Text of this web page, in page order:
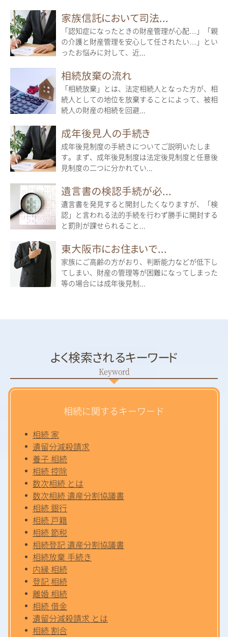
家族信託において司法...
「認知症になったときの財産管理が心配…」「親
の介護と財産管理を安心して任されたい…」とい
ったお悩みに対して、近...
相続放棄の流れ
「相続放棄」とは、法定相続人となった方が、相
続人としての地位を放棄することによって、被相
続人の財産の相続を回避...
成年後見人の手続き
成年後見制度の手続きについてご説明いたしま
す。まず、成年後見制度は法定後見制度と任意後
見制度の二つに分かれてい...
遺言書の検認手続が必...
遺言書を発見すると開封したくなりますが、「検
認」と言われる法的手続を行わず勝手に開封する
と罰則が課せられること...
東大阪市にお住まいで...
家族にご高齢の方がおり、判断能力などが低下し
てしまい、財産の管理等が困難になってしまった
等の場合には成年後見制...
よく検索されるキーワード
相続に関するキーワード
相続 家
遺留分減殺請求
養子 相続
相続 控除
数次相続 とは
数次相続 遺産分割協議書
相続 銀行
相続 戸籍
相続 節税
相続登記 遺産分割協議書
相続放棄 手続き
内縁 相続
登記 相続
離婚 相続
相続 借金
遺留分減殺請求 とは
相続 割合